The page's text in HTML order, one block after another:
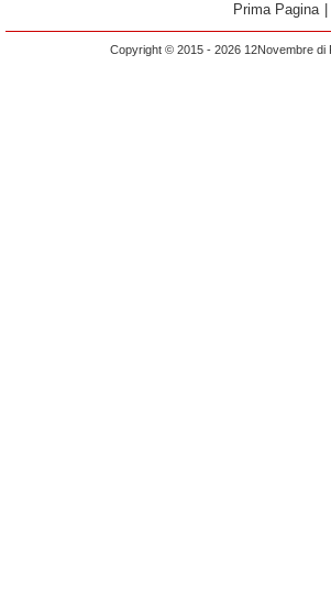
Prima Pagina
Copyright © 2015 - 2026 12Novembre